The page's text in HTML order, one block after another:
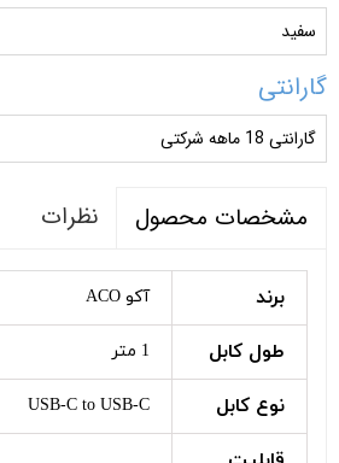
سفید
گارانتی
گارانتی 18 ماهه شرکتی
مشخصات محصول نظرات
برند آکو ACO
طول کابل 1 متر
نوع کابل USB-C to USB-C